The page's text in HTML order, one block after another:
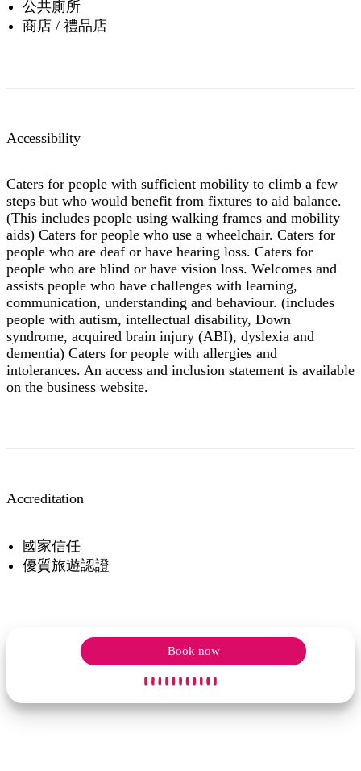
公共廁所
商店 / 禮品店
Accessibility
Caters for people with sufficient mobility to climb a few
steps but who would benefit from fixtures to aid balance.
(This includes people using walking frames and mobility
aids) Caters for people who use a wheelchair. Caters for
people who are deaf or have hearing loss. Caters for
people who are blind or have vision loss. Welcomes and
assists people who have challenges with learning,
communication, understanding and behaviour. (includes
people with autism, intellectual disability, Down
syndrome, acquired brain injury (ABI), dyslexia and
dementia) Caters for people with allergies and
intolerances. An access and inclusion statement is available
on the business website.
Accreditation
國家信任
優質旅遊認證
Book now